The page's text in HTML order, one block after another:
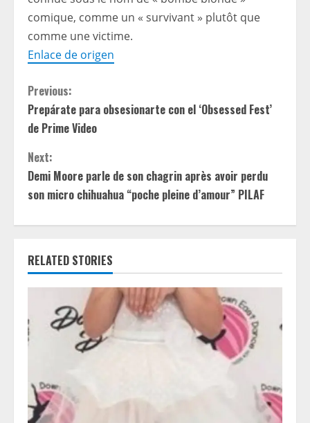
comique, comme un « survivant » plutôt que
comme une victime.
Enlace de origen
C
o
n
t
u
R
a
d
Previous:
Prepárate para obsesionarte con el ‘Obsessed Fest’
de Prime Video
Next:
Demi Moore parle de son chagrin après avoir perdu
son micro chihuahua “poche pleine d’amour” PILAF
RELATED STORIES